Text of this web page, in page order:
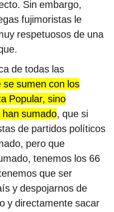
Sin embargo,
fujimoristas le
respetuosos de una
de todas las
se sumen con los
Popular, sino
sumado, que si
de partidos políticos
pero que
tenemos los 66
que ser
y despojarnos de
y directamente sacar